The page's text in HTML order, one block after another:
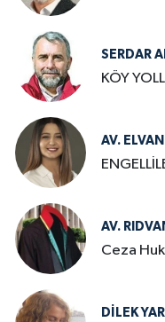
SERDAR
KÖY
AV.
AV.
Ceza
DILEK